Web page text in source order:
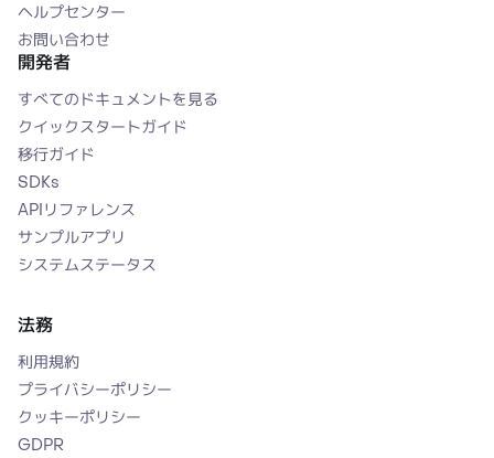
ヘルプセンター
お問い合わせ
開発者
すべてのドキュメントを見る
クイックスタートガイド
移行ガイド
SDKs
APIリファレンス
サンプルアプリ
システムステータス
法務
利用規約
プライバシーポリシー
クッキーポリシー
GDPR